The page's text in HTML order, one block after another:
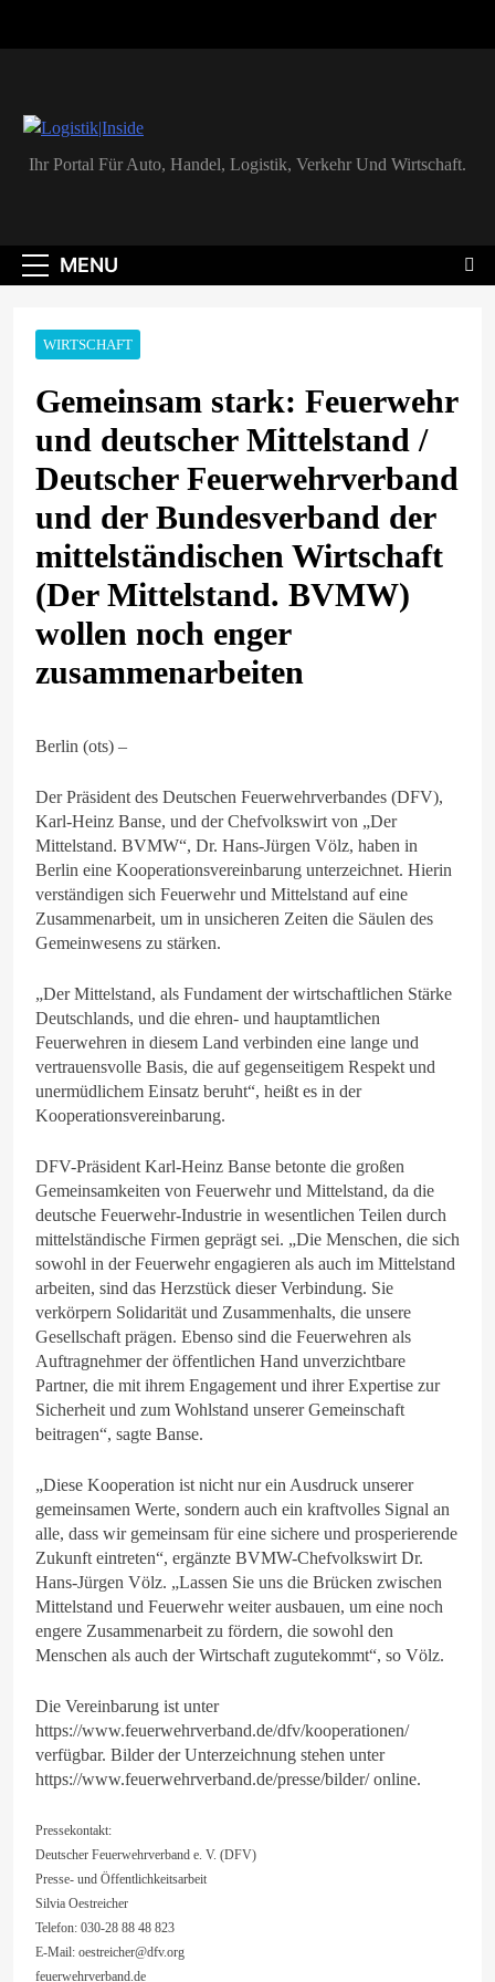
Logistik|Inside
Ihr Portal Für Auto, Handel, Logistik, Verkehr Und Wirtschaft.
MENU
WIRTSCHAFT
Gemeinsam stark: Feuerwehr
und deutscher Mittelstand /
Deutscher Feuerwehrverband
und der Bundesverband der
mittelständischen Wirtschaft
(Der Mittelstand. BVMW)
wollen noch enger
zusammenarbeiten
Berlin (ots) –
Der Präsident des Deutschen Feuerwehrverbandes (DFV),
Karl-Heinz Banse, und der Chefvolkswirt von „Der
Mittelstand. BVMW“, Dr. Hans-Jürgen Völz, haben in
Berlin eine Kooperationsvereinbarung unterzeichnet. Hierin
verständigen sich Feuerwehr und Mittelstand auf eine
Zusammenarbeit, um in unsicheren Zeiten die Säulen des
Gemeinwesens zu stärken.
„Der Mittelstand, als Fundament der wirtschaftlichen Stärke
Deutschlands, und die ehren- und hauptamtlichen
Feuerwehren in diesem Land verbinden eine lange und
vertrauensvolle Basis, die auf gegenseitigem Respekt und
unermüdlichem Einsatz beruht“, heißt es in der
Kooperationsvereinbarung.
DFV-Präsident Karl-Heinz Banse betonte die großen
Gemeinsamkeiten von Feuerwehr und Mittelstand, da die
deutsche Feuerwehr-Industrie in wesentlichen Teilen durch
mittelständische Firmen geprägt sei. „Die Menschen, die sich
sowohl in der Feuerwehr engagieren als auch im Mittelstand
arbeiten, sind das Herzstück dieser Verbindung. Sie
verkörpern Solidarität und Zusammenhalts, die unsere
Gesellschaft prägen. Ebenso sind die Feuerwehren als
Auftragnehmer der öffentlichen Hand unverzichtbare
Partner, die mit ihrem Engagement und ihrer Expertise zur
Sicherheit und zum Wohlstand unserer Gemeinschaft
beitragen“, sagte Banse.
„Diese Kooperation ist nicht nur ein Ausdruck unserer
gemeinsamen Werte, sondern auch ein kraftvolles Signal an
alle, dass wir gemeinsam für eine sichere und prosperierende
Zukunft eintreten“, ergänzte BVMW-Chefvolkswirt Dr.
Hans-Jürgen Völz. „Lassen Sie uns die Brücken zwischen
Mittelstand und Feuerwehr weiter ausbauen, um eine noch
engere Zusammenarbeit zu fördern, die sowohl den
Menschen als auch der Wirtschaft zugutekommt“, so Völz.
Die Vereinbarung ist unter
https://www.feuerwehrverband.de/dfv/kooperationen/
verfügbar. Bilder der Unterzeichnung stehen unter
https://www.feuerwehrverband.de/presse/bilder/ online.
Pressekontakt:
Deutscher Feuerwehrverband e. V. (DFV)
Presse- und Öffentlichkeitsarbeit
Silvia Oestreicher
Telefon: 030-28 88 48 823
E-Mail: oestreicher@dfv.org
feuerwehrverband.de